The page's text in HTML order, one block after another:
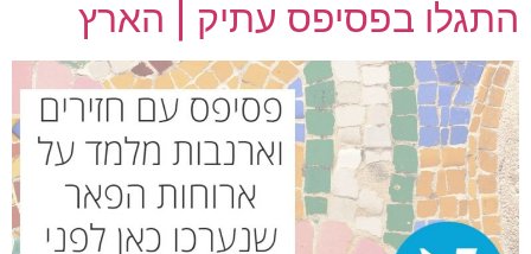
התגלו בפסיפס עתיק | הארץ